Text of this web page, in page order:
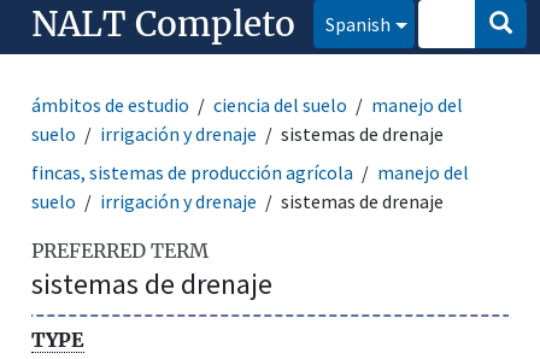
NALT Completo Spanish
ámbitos de estudio ciencia del suelo
manejo del
suelo
irrigación y drenaje
sistemas de drenaje
fincas, sistemas de producción agrícola
manejo del
suelo
irrigación y drenaje sistemas de drenaje
PREFERRED TERM
sistemas de drenaje
TYPE